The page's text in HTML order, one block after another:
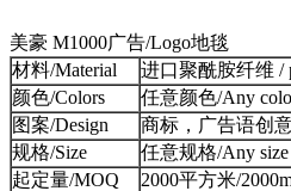
美豪 M1000广告/Logo地毯
材料/Material
进口聚酰胺纤维 /
颜色/Colors
任意颜色/Any
图案/Design
商标，广告语创
规格/Size
任意规格/Any size
起定量/MOQ
2000平方米/